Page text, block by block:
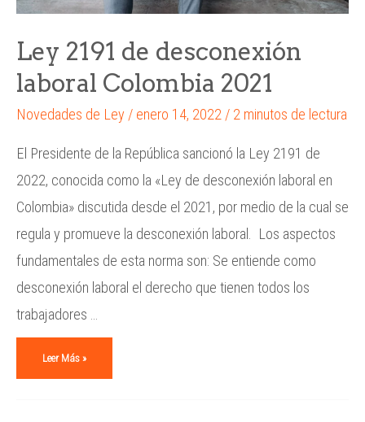
Ley 2191 de desconexión
laboral Colombia 2021
Novedades de Ley / enero 14, 2022 / 2 minutos de lectura
El Presidente de la República sancionó la Ley 2191 de
2022, conocida como la «Ley de desconexión laboral en
Colombia» discutida desde el 2021, por medio de la cual se
regula y promueve la desconexión laboral. Los aspectos
fundamentales de esta norma son: Se entiende como
desconexión laboral el derecho que tienen todos los
trabajadores …
Leer Más »